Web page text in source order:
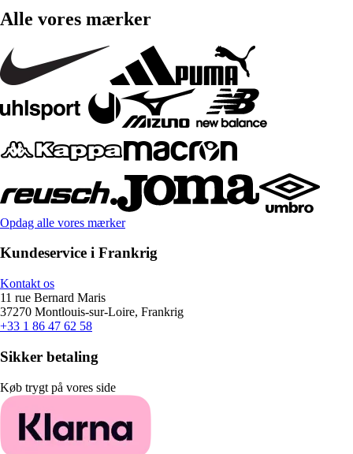
Alle vores mærker
Opdag alle vores mærker
Kundeservice i Frankrig
Kontakt os
11 rue Bernard Maris
37270 Montlouis-sur-Loire, Frankrig
+33 1 86 47 62 58
Sikker betaling
Køb trygt på vores side